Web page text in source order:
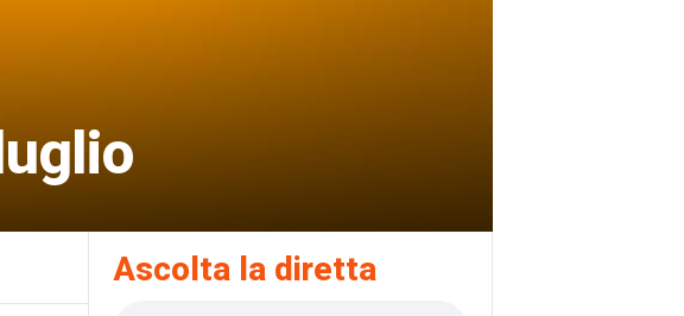
Ascolta la diretta